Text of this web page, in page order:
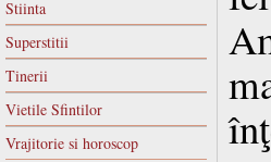
Stiinta
Superstitii
Tinerii
Vietile Sfintilor
Vrajitorie si horoscop